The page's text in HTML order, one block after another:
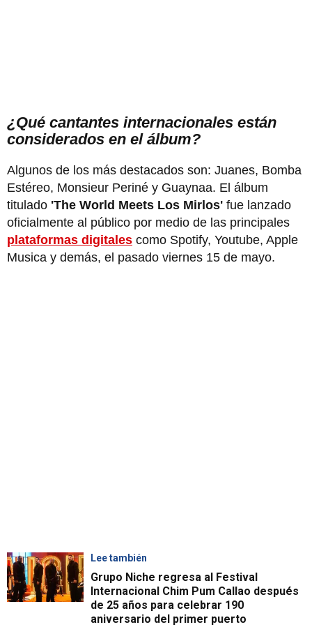
¿Qué cantantes internacionales están
considerados en el álbum?
Algunos de los más destacados son: Juanes, Bomba
Estéreo, Monsieur Periné y Guaynaa. El álbum
titulado 'The World Meets Los Mirlos' fue lanzado
oficialmente al público por medio de las principales
plataformas digitales como Spotify, Youtube, Apple
Musica y demás, el pasado viernes 15 de mayo.
Lee también
Grupo Niche regresa al Festival
Internacional Chim Pum Callao después
de 25 años para celebrar 190
aniversario del primer puerto